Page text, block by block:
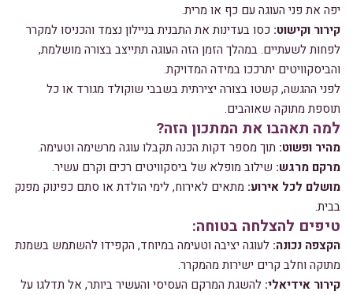
יפה את פני העוגה עם כף או מרית.
קירור וקישוט: כסו בעדינות את התבנית בניילון נצמד והכניסו למקרר
לפחות לשעתיים. במהלך הזמן הזה העוגה תתייצב בצורה מושלמת,
והביסקוויטים יתרככו במידה המדויקת.
לפני ההגשה, קשטו בצורה יצירתית בשבבי שוקולד מגורד או כל
תוספת מתוקה שאוהבים.
למה תאהבו את המתכון הזה?
מהיר ופשוט: תוך מספר דקות הכנה תקבלו עוגה מרשימה וטעימה.
מרקם מרגש: שילוב מופלא של ביסקוויטים רכים וקרם עשיר.
מושלם לכל אירוע: מתאים לאירוח, לימי הולדת או סתם כפינוק מפנק
בבית.
טיפים להצלחה בטוחה:
הקצפה נכונה: לעוגה יציבה וטעימה במיוחד, הקפידו להשתמש בשמנת
מתוקה וחלב קרים ישירות מהמקרר.
קירור אידיאלי: להשגת המרקם העסיסי והעשיר ביותר, אל תדלגו על